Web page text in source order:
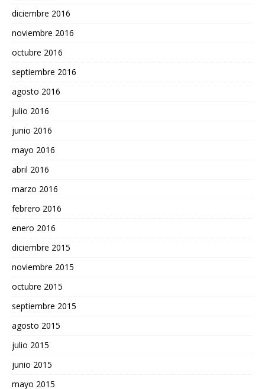
diciembre 2016
noviembre 2016
octubre 2016
septiembre 2016
agosto 2016
julio 2016
junio 2016
mayo 2016
abril 2016
marzo 2016
febrero 2016
enero 2016
diciembre 2015
noviembre 2015
octubre 2015
septiembre 2015
agosto 2015
julio 2015
junio 2015
mayo 2015